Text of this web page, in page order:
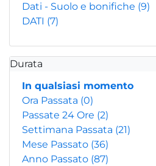
Dati - Suolo e bonifiche (9)
DATI (7)
Durata
In qualsiasi momento
Ora Passata (0)
Passate 24 Ore (2)
Settimana Passata (21)
Mese Passato (36)
Anno Passato (87)